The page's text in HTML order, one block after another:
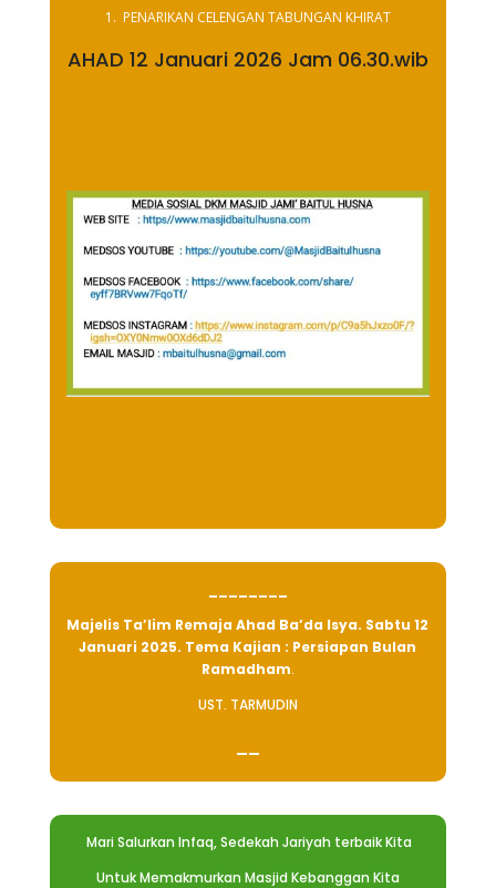
PENARIKAN CELENGAN TABUNGAN KHIRAT
AHAD 12 Januari 2026 Jam 06.30.wib
Majelis Ta’lim Remaja Ahad Ba’da Isya. Sabtu 12
Januari 2025. Tema Kajian : Persiapan Bulan
Ramadham.
UST. TARMUDIN
——
Mari Salurkan Infaq, Sedekah Jariyah terbaik Kita
Untuk Memakmurkan Masjid Kebanggan Kita